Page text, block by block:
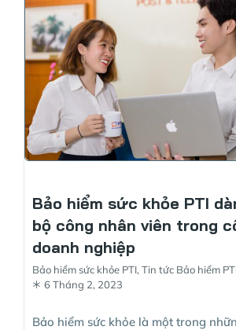
Bảo hiểm sức khỏe PTI
bộ công nhân viên trong
doanh nghiệp
Bảo hiểm sức khỏe PTI, Tin tức Bảo hiểm
6 Tháng 2, 2023
Bảo hiểm sức khỏe là một trong